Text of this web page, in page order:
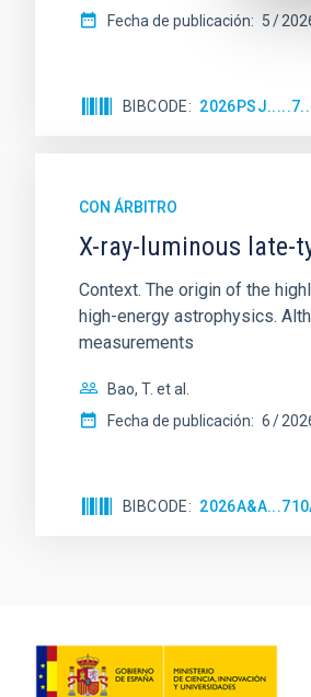
Fecha de publicación: 5
BIBCODE
CON ÁRBITRO
X-ray-luminous late-
Context. The origin of the
high-energy astrophysics.
measurements
Bao, T. et al.
Fecha de publicación: 6
BIBCODE